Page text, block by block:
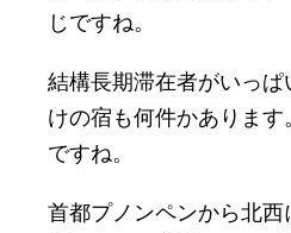
じですね。
結構長期滞在者がいっぱ
けの宿も何件かありま
ですね。
首都プノンペンから北